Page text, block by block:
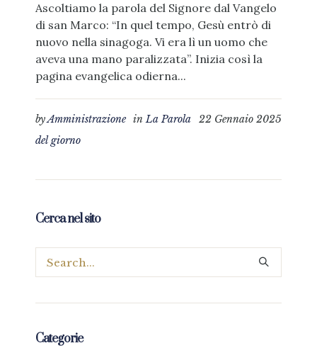
Ascoltiamo la parola del Signore dal Vangelo
di san Marco: “In quel tempo, Gesù entrò di
nuovo nella sinagoga. Vi era lì un uomo che
aveva una mano paralizzata”. Inizia così la
pagina evangelica odierna...
22 Gennaio 2025
byAmministrazione inLa Parola
del giorno
Cerca nel sito
Categorie